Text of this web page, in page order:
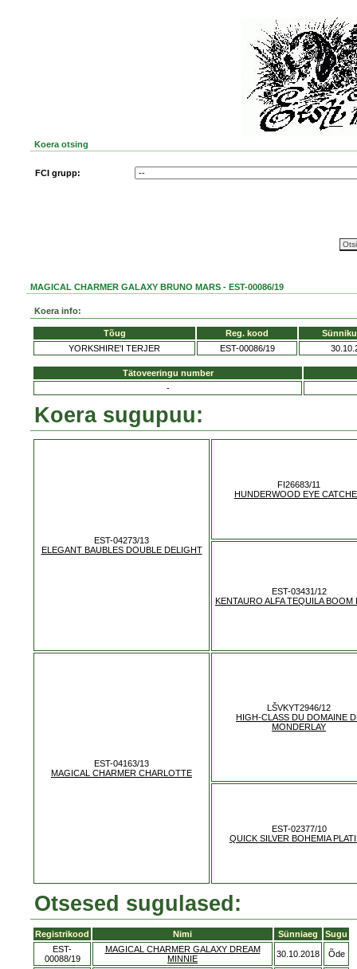
Koera otsing
FCI grupp:
MAGICAL CHARMER GALAXY BRUNO MARS - EST-00086/19
Koera info:
Tõug Reg. kood
YORKSHIRE'I TERJER
EST-00086/19
Tätoveeringu number
-
Koera sugupuu:
EST-04273/13
ELEGANT BAUBLES DOUBLE DELIGHT
FI26683/11
HUNDERWOOD EYE
EST-03431/12
KENTAURO ALFA TEQUILA BOOM
EST-04163/13
MAGICAL CHARMER CHARLOTTE
LŠVKYT2946/12
HIGH-CLASS DU DOMAINE
MONDERLAY
EST-02377/10
QUICK SILVER BOHEMIA
Otsesed sugulased:
Registrikood Nimi Sünniaeg
Sugu
EST-
00088/19
MAGICAL CHARMER GALAXY DREAM
MINNIE
30.10.2018 Õde